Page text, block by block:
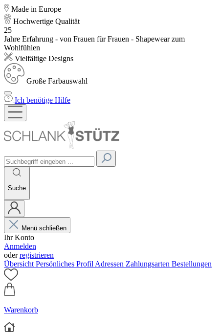
Made in Europe
Hochwertige Qualität
25
Jahre Erfahrung - von Frauen für Frauen - Shapewear zum
Wohlfühlen
Vielfältige Designs
Große Farbauswahl
Ich benötige Hilfe
Suche
Menü schließen
Ihr Konto
Anmelden
oderregistrieren
Übersicht Persönliches Profil Adressen Zahlungsarten Bestellungen
Warenkorb